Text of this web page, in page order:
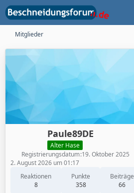
Mitglieder
Paule89DE
Alter Hase
Reaktionen
8
Punkte
358
Beiträge
66
Registrierungsdatum 19. Oktober 2025
2. August 2026 um 01:17